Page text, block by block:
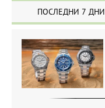
ПОСЛЕДНИ 7 ДНИ